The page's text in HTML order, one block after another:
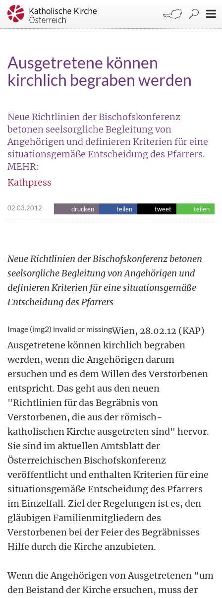
Ausgetretene können
kirchlich begraben werden
Neue Richtlinien der Bischofskonferenz
betonen seelsorgliche Begleitung von
Angehörigen und definieren Kriterien für eine
situationsgemäße Entscheidung des Pfarrers.
MEHR:
Kathpress
02.03.2012 drucken teilen tweet teilen
Neue Richtlinien der Bischofskonferenz betonen
seelsorgliche Begleitung von Angehörigen und
definieren Kriterien für eine situationsgemäße
Entscheidung des Pfarrers
Image (img2) invalid or missingWien, 28.02.12 (KAP)
Ausgetretene können kirchlich begraben
werden, wenn die Angehörigen darum
ersuchen und es dem Willen des Verstorbenen
entspricht. Das geht aus den neuen
"Richtlinien für das Begräbnis von
Verstorbenen, die aus der römisch-
katholischen Kirche ausgetreten sind" hervor.
Sie sind im aktuellen Amtsblatt der
Österreichischen Bischofskonferenz
veröffentlicht und enthalten Kriterien für eine
situationsgemäße Entscheidung des Pfarrers
im Einzelfall. Ziel der Regelungen ist es, den
gläubigen Familienmitgliedern des
Verstorbenen bei der Feier des Begräbnisses
Hilfe durch die Kirche anzubieten.
Wenn die Angehörigen von Ausgetretenen "um
den Beistand der Kirche ersuchen, muss der